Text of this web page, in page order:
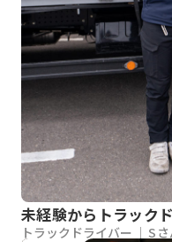
未経験からトラック
トラックドライバー S